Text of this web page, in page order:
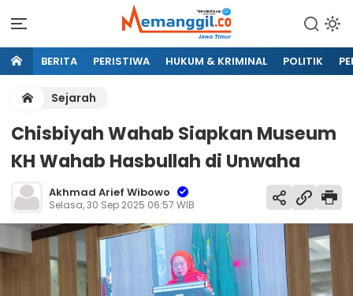
BERITA PERISTIWA HUKUM & KRIMINAL POLITIK
Sejarah
Chisbiyah Wahab Siapkan Museum
KH Wahab Hasbullah di Unwaha
Akhmad Arief Wibowo
Selasa, 30 Sep 2025 06:57 WIB